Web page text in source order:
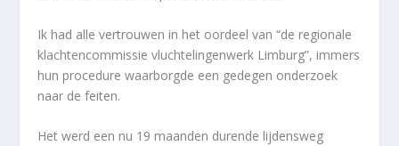
Ik had alle vertrouwen in het oordeel van “de regionale
klachtencommissie vluchtelingenwerk Limburg”, immers
hun procedure waarborgde een gedegen onderzoek
naar de feiten.
Het werd een nu 19 maanden durende lijdensweg